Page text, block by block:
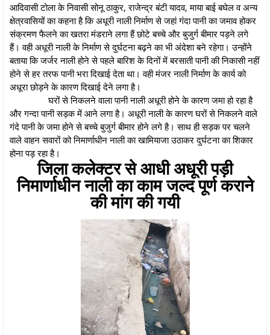
आदिवासी टोला के निवासी सोनू ठाकुर, राजेन्द्र बंटी यादव, माया बाई बघेल व अन्य
क्षेत्रवासियों का कहना है कि अधूरी नाली निर्माण से जहां गंदा पानी का जमाव होकर
संक्रमण फैलने का खतरा मंडराने लगा हैं छोटे बच्चे और बुजुर्ग बीमार पड़ने लगे
हैं। वही अधूरी नाली के निर्माण से दुर्घटना बढ़ने का भी अंदेशा बने रहेगा। उन्होंने
बताया कि जर्जर नाली होने से पहले बारिश के दिनों में बरसाती पानी की निकासी नहीं
होने से हर तरफ पानी भरा दिखाई देता था। वही मंजर नाली निर्माण के कार्य को
अधूरा छोड़ने के कारण दिखाई देने लगा है।
घरों से निकलने वाला पानी नाली अधूरी होने के कारण जमा हो रहा है
और गन्दा पानी सड़क में आने लगा है। अधूरी नाली के कारण घरों से निकलने वाले
गंदे पानी के जमा होने से बच्चे बुजुर्ग बीमार होने लगे है। साथ ही सड़क पर चलने
वाले वाहन सवारों को निमार्णाधीन नाली का खामियाजा उठाकर दुर्घटना का शिकार
होना पड़ रहा है।
जिला कलेक्टर से आधी अधूरी पड़ी
निमार्णाधीन नाली का काम जल्द पूर्ण कराने
की मांग की गयी